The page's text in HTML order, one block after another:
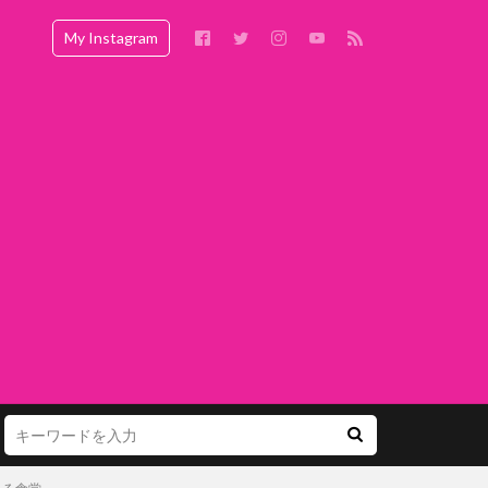
My Instagram